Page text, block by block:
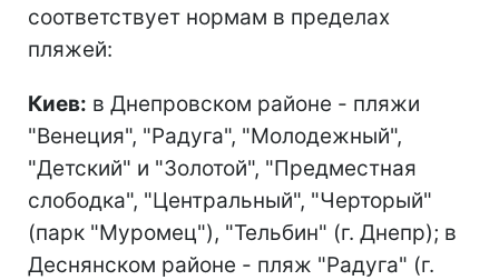
соответствует нормам в пределах
пляжей:
Киев: в Днепровском районе - пляжи
"Венеция", "Радуга", "Молодежный",
"Детский" и "Золотой", "Предместная
слободка", "Центральный", "Черторый"
(парк "Муромец"), "Тельбин" (г. Днепр); в
Деснянском районе - пляж "Радуга" (г.